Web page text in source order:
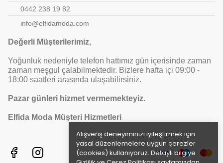
Alışveriş deneyiminizi iyileştirmek için
yasal düzenlemelere uygun çerezler
(cookies) kullanıyoruz. Detaylı bilgiye
0442 238 19 82
info@elfidamoda.com
Değerli Müşterilerimiz,
Yoğunluk nedeniyle telefon hattımız gün içerisinde zaman
zaman meşgul çalabilmektedir. Bizlere hafta içi 09:00 -
18:00 saatleri arasında ulaşabilirsiniz.
Pazar günleri hizmet vermemekteyiz.
Elfida Moda Müşteri Hizmetleri